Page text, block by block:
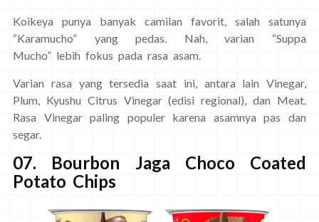
Koikeya punya banyak camilan favorit, salah satunya
“Karamucho” yang pedas. Nah, varian “Suppa
Mucho” lebih fokus pada rasa asam.
Varian rasa yang tersedia saat ini, antara lain Vinegar,
Plum, Kyushu Citrus Vinegar (edisi regional), dan Meat.
Rasa Vinegar paling populer karena asamnya pas dan
segar.
07. Bourbon Jaga Choco Coated
Potato Chips